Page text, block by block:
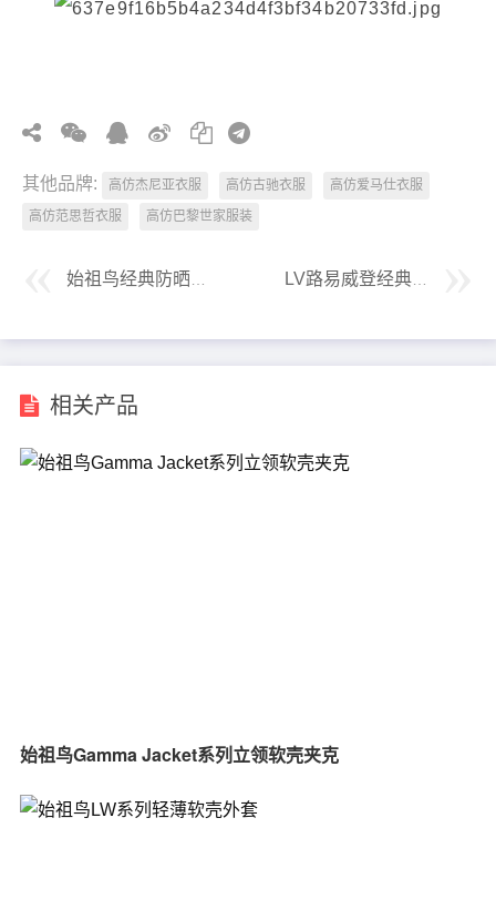
其他品牌: 高仿杰尼亚衣服 高仿古驰衣服
高仿爱马仕衣服
高仿范思哲衣服
高仿巴黎世家服装
LV路易威登经典棉质提花棋盘格刺绣T恤
相关产品
始祖鸟Gamma Jacket系列立领软壳夹克